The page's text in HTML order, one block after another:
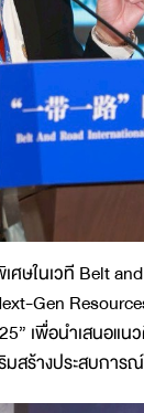
ศษในเวที Belt
Gen
เพื่อนำเสนอ
สร้างประสบการ